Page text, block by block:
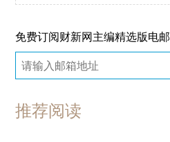
免费订阅财新网主编精选版电邮
推荐阅读